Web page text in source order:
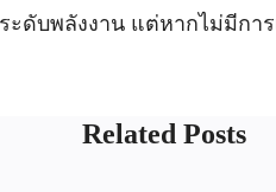
ดับพลังงาน แต่หากไม่มีกา
Related Posts